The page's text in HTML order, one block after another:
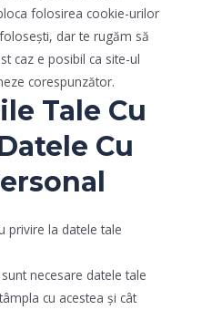
folosirea cookie-urilor
dar te rugăm să
caz e posibil ca site-ul
corespunzător.
Tale Cu
Cu
privire la datele tale
necesare datele tale
cu acestea și cât